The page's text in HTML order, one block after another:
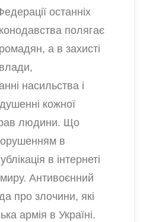
останніх
полягає
а в захисті
насильства і
кожної
людини. Що
в
в інтернеті
Антивоєнний
про злочини, які
армія в Україні.